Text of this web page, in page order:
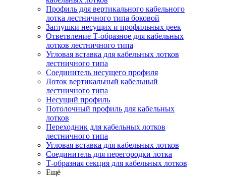
Профиль для вертикального кабельного
лотка лестничного типа боковой
Заглушки несущих и профильных реек
Ответвление Т-образное для кабельных
лотков лестничного типа
Угловая вставка для кабельных лотков
лестничного типа
Соединитель несущего профиля
Лоток вертикальный кабельный
лестничного типа
Несущий профиль
Потолочный профиль для кабельных
лотков
Переходник для кабельных лотков
лестничного типа
Угловая вставка для кабельных лотков
Соединитель для перегородки лотка
Т-образная секция для кабельных лотков
Ещё